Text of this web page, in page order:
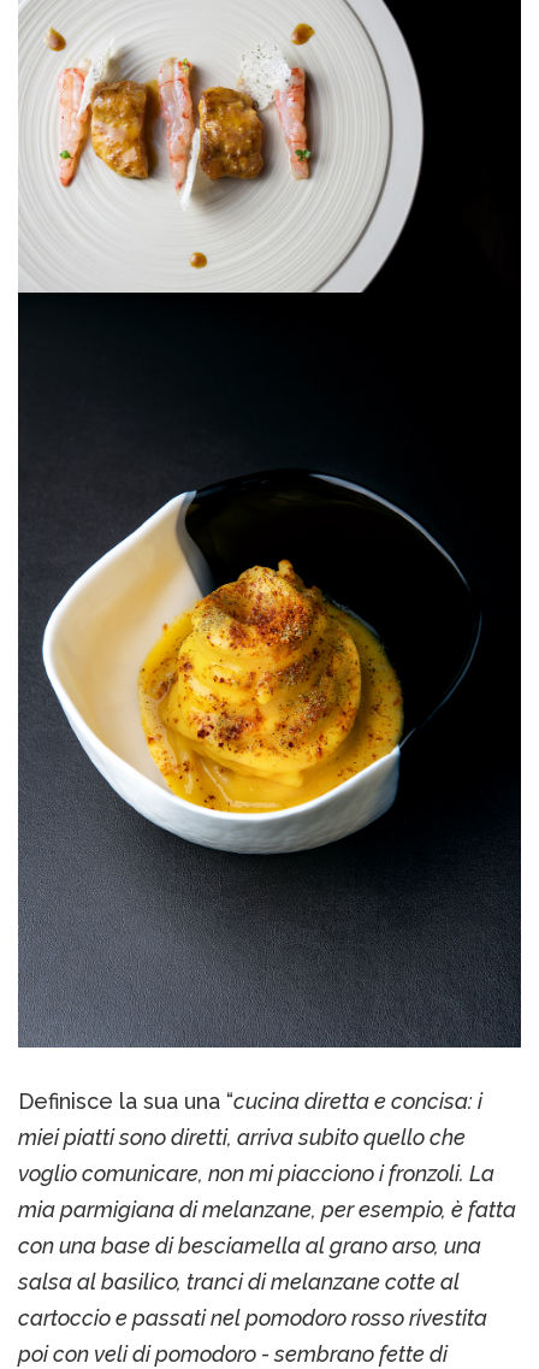
Definisce la sua una “cucina diretta e concisa: i
miei piatti sono diretti, arriva subito quello che
voglio comunicare, non mi piacciono i fronzoli. La
mia parmigiana di melanzane, per esempio, è fatta
con una base di besciamella al grano arso, una
salsa al basilico, tranci di melanzane cotte al
cartoccio e passati nel pomodoro rosso rivestita
poi con veli di pomodoro - sembrano fette di